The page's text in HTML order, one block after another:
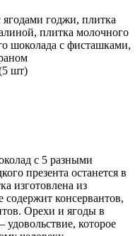
ягодами годжи, плитка
плитка молочного
шоколада с фисташками,
шт)
с 5 разными
презента останется в
изготовлена из
содержит консервантов,
Орехи и ягоды в
которое